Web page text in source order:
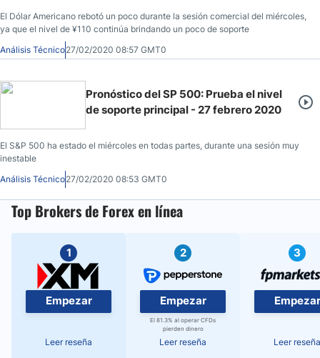
El Dólar Americano rebotó un poco durante la sesión comercial del miércoles,
ya que el nivel de ¥110 continúa brindando un poco de soporte
Análisis Técnico27/02/2020 08:57 GMT0
Pronóstico del SP 500: Prueba el nivel
de soporte principal - 27 febrero 2020
El S&P 500 ha estado el miércoles en todas partes, durante una sesión muy
inestable
Análisis Técnico27/02/2020 08:53 GMT0
Top Brokers de Forex en línea
1
Empezar
Leer reseña
2
Empezar
El 81.3% al operar CFDs
pierden dinero
Leer reseña
3
Empezar
Leer reseña